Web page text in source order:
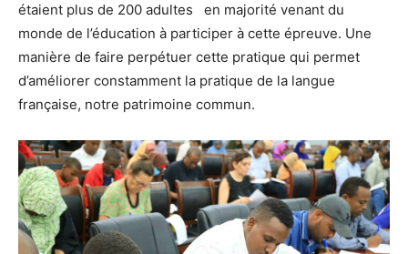
étaient plus de 200 adultes en majorité venant du
monde de l’éducation à participer à cette épreuve. Une
manière de faire perpétuer cette pratique qui permet
d’améliorer constamment la pratique de la langue
française, notre patrimoine commun.